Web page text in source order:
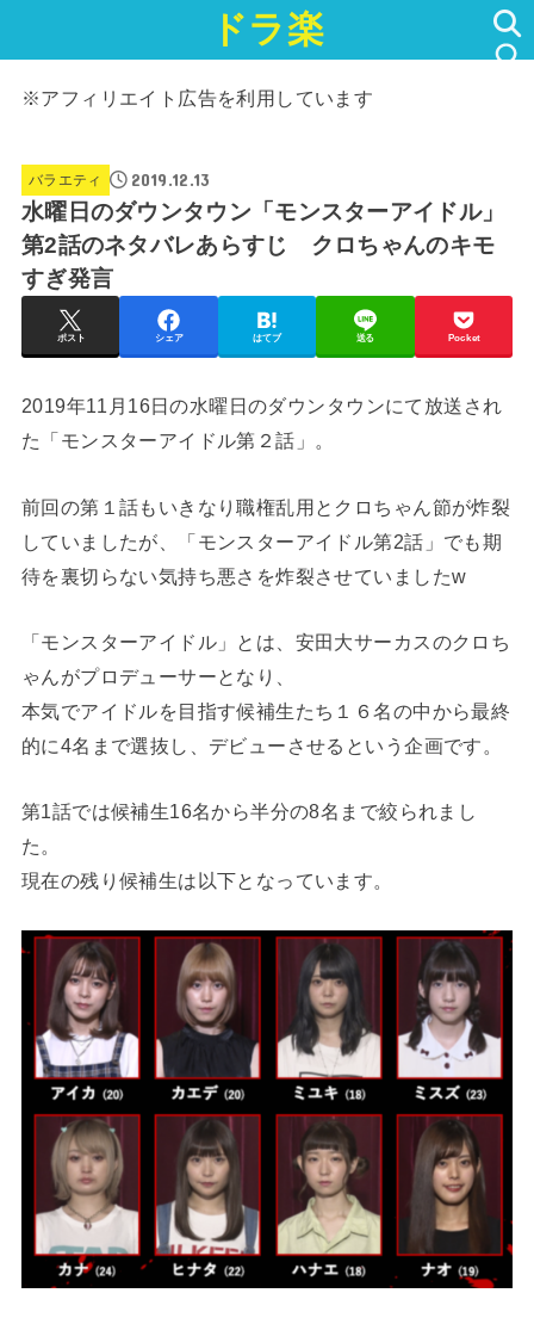
ドラ楽
※アフィリエイト広告を利用しています
バラエティ 2019.12.13
水曜日のダウンタウン「モンスターアイドル」
第2話のネタバレあらすじ クロちゃんのキモ
すぎ発言
ポスト シェア はてブ 送る Pocket
2019年11月16日の水曜日のダウンタウンにて放送され
た「モンスターアイドル第２話」。
前回の第１話もいきなり職権乱用とクロちゃん節が炸裂
していましたが、「モンスターアイドル第2話」でも期
待を裏切らない気持ち悪さを炸裂させていましたw
「モンスターアイドル」とは、安田大サーカスのクロち
ゃんがプロデューサーとなり、
本気でアイドルを目指す候補生たち１６名の中から最終
的に4名まで選抜し、デビューさせるという企画です。
第1話では候補生16名から半分の8名まで絞られまし
た。
現在の残り候補生は以下となっています。